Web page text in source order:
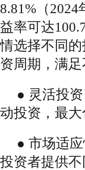
8.81%（
益率可达
情选择不同
资周期，满足
● 灵活投
动投资，最大
● 市场适
投资者提供